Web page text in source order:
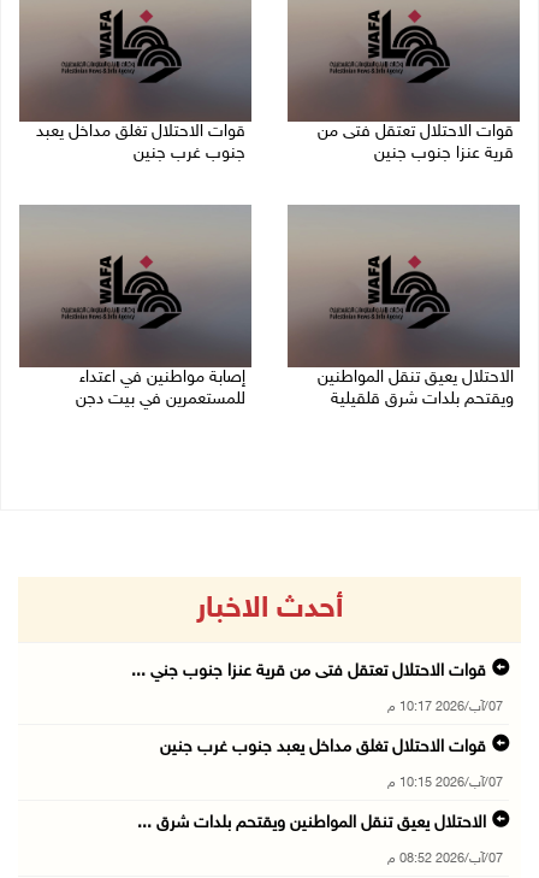
قوات الاحتلال تعتقل فتى من
قرية عنزا جنوب جنين
قوات الاحتلال تغلق مداخل يعبد
جنوب غرب جنين
الاحتلال يعيق تنقل المواطنين
ويقتحم بلدات شرق قلقيلية
إصابة مواطنين في اعتداء
للمستعمرين في بيت دجن
أحدث الاخبار
قوات الاحتلال تعتقل فتى من قرية عنزا جنوب جني ...
07/آب/2026 10:17 م
قوات الاحتلال تغلق مداخل يعبد جنوب غرب جنين
07/آب/2026 10:15 م
الاحتلال يعيق تنقل المواطنين ويقتحم بلدات شرق ...
07/آب/2026 08:52 م